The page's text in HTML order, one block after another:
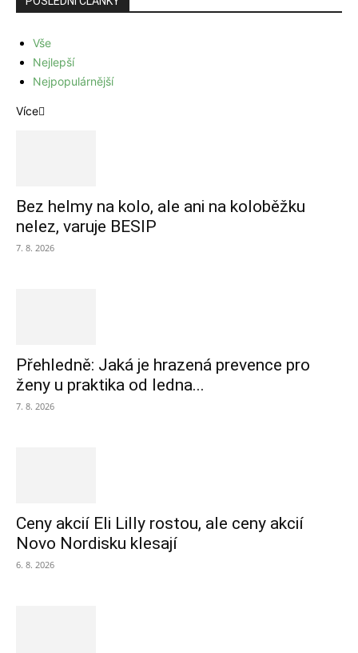
Vše
Nejlepší
Nejpopulárnější
Více
Bez helmy na kolo, ale ani na koloběžku
nelez, varuje BESIP
7. 8. 2026
Přehledně: Jaká je hrazená prevence pro
ženy u praktika od ledna...
7. 8. 2026
Ceny akcií Eli Lilly rostou, ale ceny akcií
Novo Nordisku klesají
6. 8. 2026